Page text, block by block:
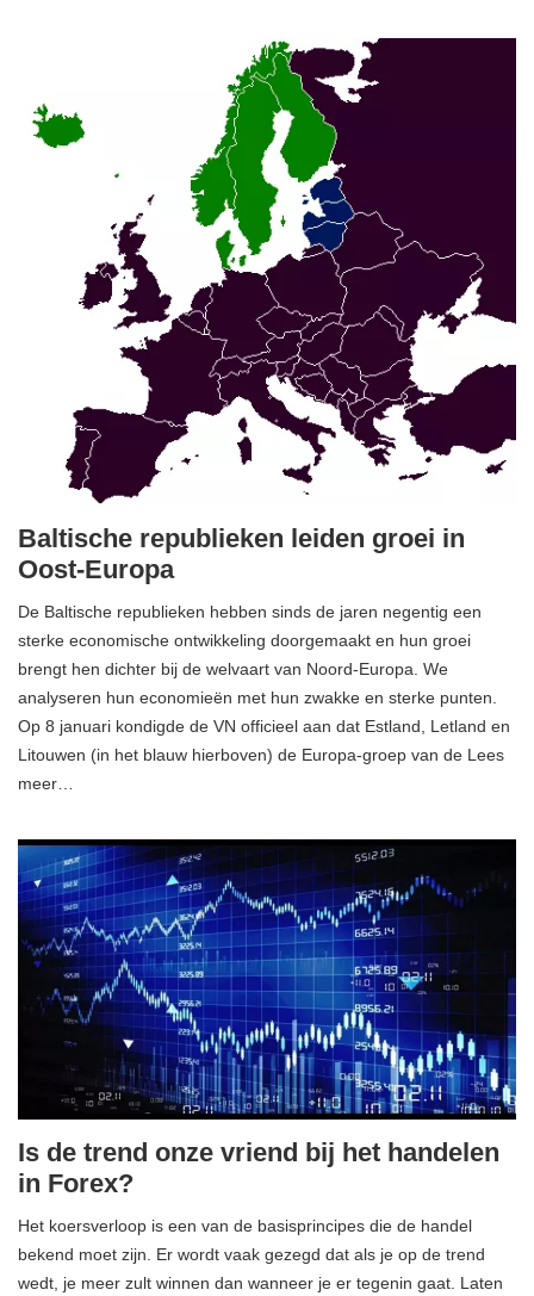
Baltische republieken leiden groei in
Oost-Europa
De Baltische republieken hebben sinds de jaren negentig een
sterke economische ontwikkeling doorgemaakt en hun groei
brengt hen dichter bij de welvaart van Noord-Europa. We
analyseren hun economieën met hun zwakke en sterke punten.
Op 8 januari kondigde de VN officieel aan dat Estland, Letland en
Litouwen (in het blauw hierboven) de Europa-groep van de Lees
meer…
Is de trend onze vriend bij het handelen
in Forex?
Het koersverloop is een van de basisprincipes die de handel
bekend moet zijn. Er wordt vaak gezegd dat als je op de trend
wedt, je meer zult winnen dan wanneer je er tegenin gaat. Laten